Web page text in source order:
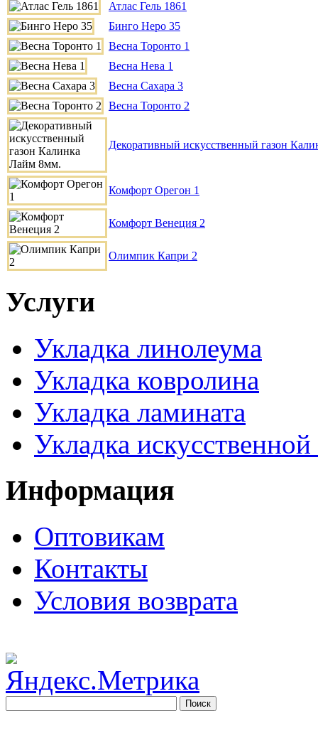
Атлас Гель 1861
Бинго Неро 35
Весна Торонто 1
Весна Нева 1
Весна Сахара 3
Весна Торонто 2
Декоративный искусственный газон
Комфорт Орегон 1
Комфорт Венеция 2
Олимпик Капри 2
Услуги
Укладка линолеума
Укладка ковролина
Укладка ламината
Укладка
Информация
Оптовикам
Контакты
Условия возврата